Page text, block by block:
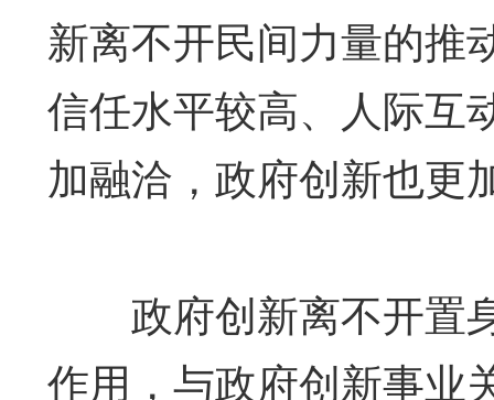
新离不开民间力量的推
信任水平较高、人际互
加融洽，政府创新也更
政府创新离不开置
作用，与政府创新事业